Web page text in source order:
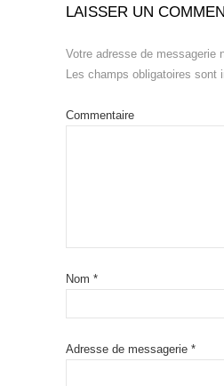
LAISSER UN
Votre adresse de messagerie
Les champs obligatoires sont
Commentaire
Nom *
Adresse de messagerie *